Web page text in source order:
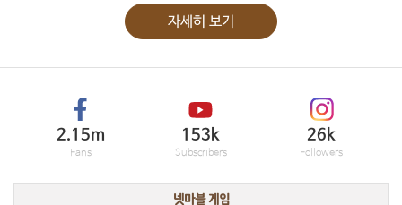
자세히 보기
2.15m
Fans
153k
Subscribers
26k
Followers
넷마블 게임